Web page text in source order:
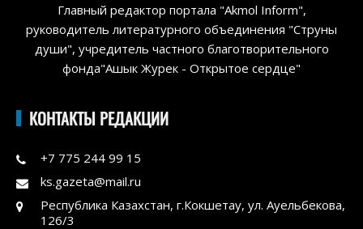
Главный редактор портала "Akmol Inform",
руководитель литературного объединения "Струны
души", учредитель частного благотворительного
фонда"Ашык Журек - Открытое сердце"
КОНТАКТЫ РЕДАКЦИИ
+7 775 244 99 15
ks.gazeta@mail.ru
Республика Казахстан, г.Кокшетау, ул. Ауельбекова,
126/3